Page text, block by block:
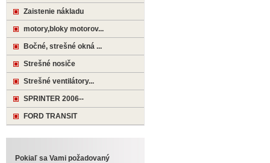
Zaistenie nákladu
motory,bloky motorov...
Bočné, strešné okná ...
Strešné nosiče
Strešné ventilátory...
SPRINTER 2006--
FORD TRANSIT
Pokiaľ sa Vami požadovaný